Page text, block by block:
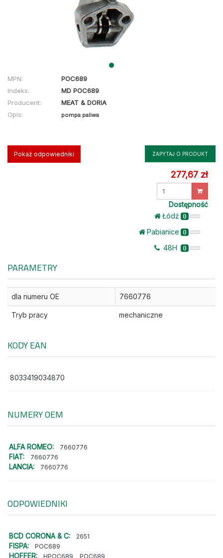
MPN:
POC689
Indeks:
MD POC689
Producent:
MEAT & DORIA
Opis:
pompa paliwa
Pokaż odpowiedniki ZAPYTAJ O PRODUKT
277,67 zł
Dostępność
Łódż 0
Pabianice 0
48H 0
PARAMETRY
dla numeru OE 7660776
Tryb pracy mechaniczne
KODY EAN
8033419034870
NUMERY OEM
ALFA ROMEO: 7660776
FIAT: 7660776
LANCIA: 7660776
ODPOWIEDNIKI
BCD CORONA & C: 2651
FISPA: POC689
HOFFER: HPOC689 POC689